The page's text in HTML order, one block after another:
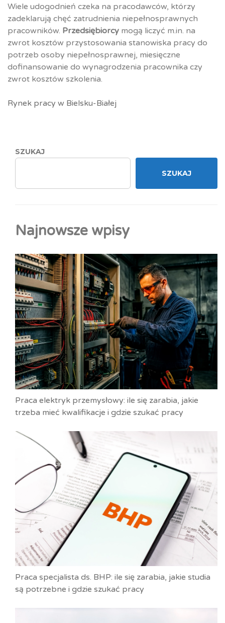
Wiele udogodnień czeka na pracodawców, którzy
zadeklarują chęć zatrudnienia niepełnosprawnych
pracowników. Przedsiębiorcy mogą liczyć m.in. na
zwrot kosztów przystosowania stanowiska pracy do
potrzeb osoby niepełnosprawnej, miesięczne
dofinansowanie do wynagrodzenia pracownika czy
zwrot kosztów szkolenia.
Rynek pracy w Bielsku-Białej
SZUKAJ
SZUKAJ
Najnowsze wpisy
Praca elektryk przemysłowy: ile się zarabia, jakie
trzeba mieć kwalifikacje i gdzie szukać pracy
Praca specjalista ds. BHP: ile się zarabia, jakie studia
są potrzebne i gdzie szukać pracy